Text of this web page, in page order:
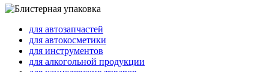
для автозапчастей
для автокосметики
для инструментов
для алкогольной продукции